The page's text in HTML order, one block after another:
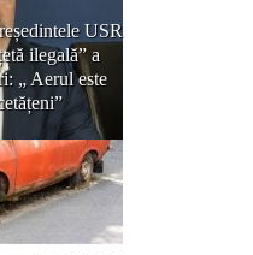
USR
ilegală” a
„ Aerul este